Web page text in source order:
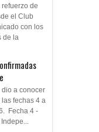
de
el Club
con los
de la
dio a conocer
fechas 4 a
Fecha 4 -